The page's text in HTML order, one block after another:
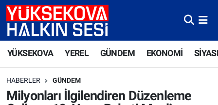
YÜKSEKOVA YEREL GÜNDEM EKONOMİ
HABERLER GÜNDEM
Milyonları İlgilendiren Düzenleme
Yüksekova Nöbetçi Eczaneler
Yüksekova Trafik Yoğunluk Haritası